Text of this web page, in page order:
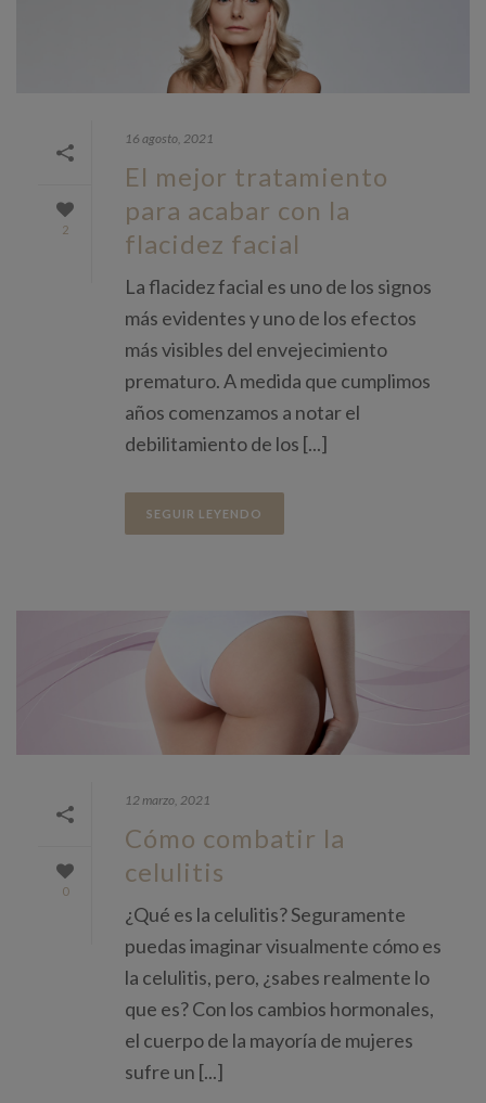
2
16 agosto, 2021
El mejor tratamiento
para acabar con la
flacidez facial
La flacidez facial es uno de los signos
más evidentes y uno de los efectos
más visibles del envejecimiento
prematuro. A medida que cumplimos
años comenzamos a notar el
debilitamiento de los [...]
SEGUIR LEYENDO
0
12 marzo, 2021
Cómo combatir la
celulitis
¿Qué es la celulitis? Seguramente
puedas imaginar visualmente cómo es
la celulitis, pero, ¿sabes realmente lo
que es? Con los cambios hormonales,
el cuerpo de la mayoría de mujeres
sufre un [...]